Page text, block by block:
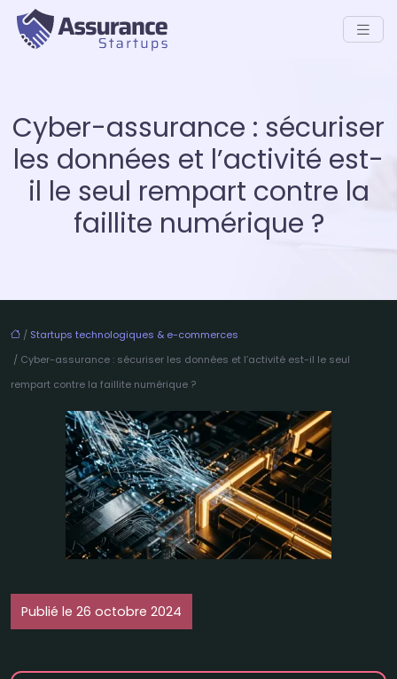
Cyber-assurance : sécuriser
les données et l’activité est-
il le seul rempart contre la
faillite numérique ?
/ Startups technologiques & e-commerces
/ Cyber-assurance : sécuriser les données et l’activité est-il le seul
rempart contre la faillite numérique ?
Publié le 26 octobre 2024